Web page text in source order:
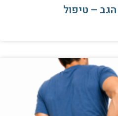
– טיפול